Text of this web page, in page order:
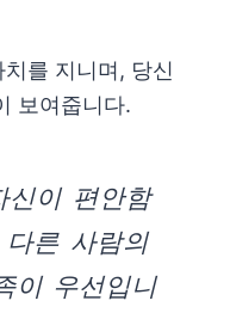
를 지니며, 당신
보여줍니다.
신이 편안함
른 사람의
이 우선입니